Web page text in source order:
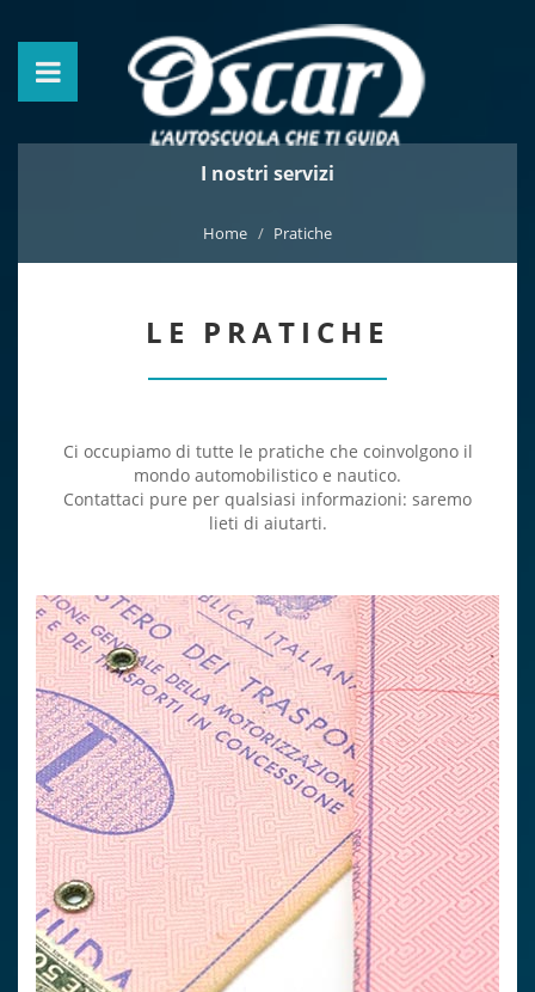
I nostri servizi
Home Pratiche
LE PRATICHE
Ci occupiamo di tutte le pratiche che coinvolgono il
mondo automobilistico e nautico.
Contattaci pure per qualsiasi informazioni: saremo
lieti di aiutarti.